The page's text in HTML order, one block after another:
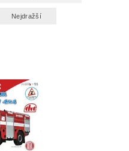
Nejdražší